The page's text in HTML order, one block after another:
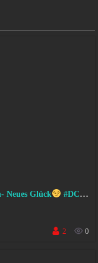
Neues Glück
#DC #FSK18
2
0